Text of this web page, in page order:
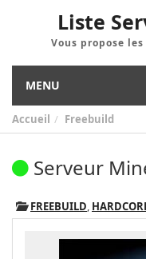
Liste
Vous propose
MENU
Accueil Freebuild
Serveur
FREEBUILD,